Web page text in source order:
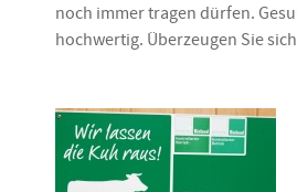
noch immer tragen dürfen.
hochwertig. Überzeugen Sie